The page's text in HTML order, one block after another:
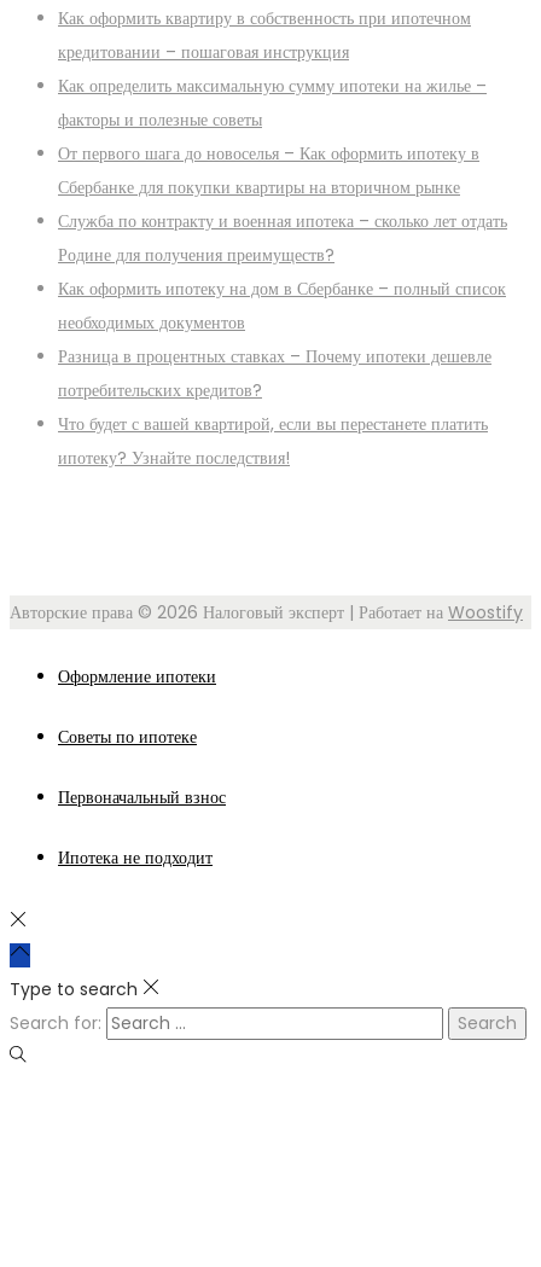
Как оформить квартиру в собственность при ипотечном
кредитовании – пошаговая инструкция
Как определить максимальную сумму ипотеки на жилье –
факторы и полезные советы
От первого шага до новоселья – Как оформить ипотеку в
Сбербанке для покупки квартиры на вторичном рынке
Служба по контракту и военная ипотека – сколько лет отдать
Родине для получения преимуществ?
Как оформить ипотеку на дом в Сбербанке – полный список
необходимых документов
Разница в процентных ставках – Почему ипотеки дешевле
потребительских кредитов?
Что будет с вашей квартирой, если вы перестанете платить
ипотеку? Узнайте последствия!
Авторские права © 2026 Налоговый эксперт | Работает на Woostify
Оформление ипотеки
Советы по ипотеке
Первоначальный взнос
Ипотека не подходит
Type to search
Search for: